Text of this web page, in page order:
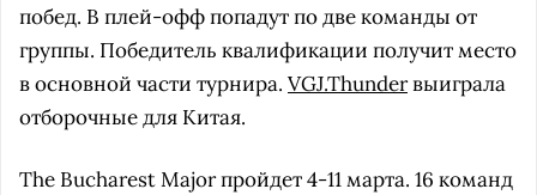
побед. В плей-офф попадут по две команды от
группы. Победитель квалификации получит место
в основной части турнира. VGJ.Thunderвыиграла
отборочные для Китая.
The Bucharest Major пройдет 4-11 марта. 16 команд